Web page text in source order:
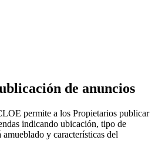
de anuncios
permite a los Propietarios publicar
indicando ubicación, tipo de
y características del